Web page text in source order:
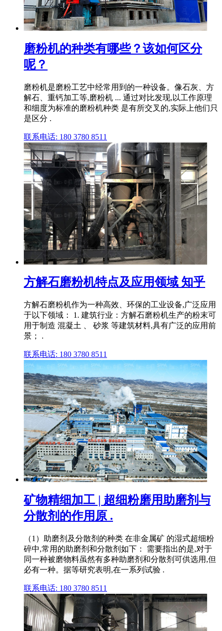
磨粉机的种类有哪些？该如何区分
呢？
磨粉机是磨粉工艺中经常用到的一种设备。像石灰、方
解石、重钙加工等,磨粉机 ... 通过对比发现,以工作原理
和细度为标准的磨粉机种类 是有所交叉的,实际上他们只
是区分 .
联系电话: 180 3780 8511
方解石磨粉机特点及应用领域 知乎
方解石磨粉机作为一种高效、环保的工业设备,广泛应用
于以下领域： 1. 建筑行业：方解石磨粉机生产的粉末可
用于制造 混凝土 、 砂浆 等建筑材料,具有广泛的应用前
景； .
联系电话: 180 3780 8511
矿物精细加工 | 超细粉磨用助磨剂与
分散剂的作用原 .
（1）助磨剂及分散剂的种类 在非金属矿 的湿式超细粉
碎中,常用的助磨剂和分散剂如下： 需要指出的是,对于
同一种被磨物料虽然有多种助磨剂和分散剂可供选用,但
必有一种。据等研究表明,在一系列试验 .
联系电话: 180 3780 8511